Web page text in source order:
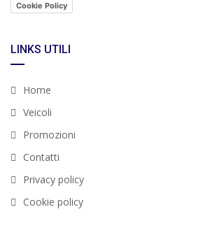
Cookie Policy
LINKS UTILI
Home
Veicoli
Promozioni
Contatti
Privacy policy
Cookie policy